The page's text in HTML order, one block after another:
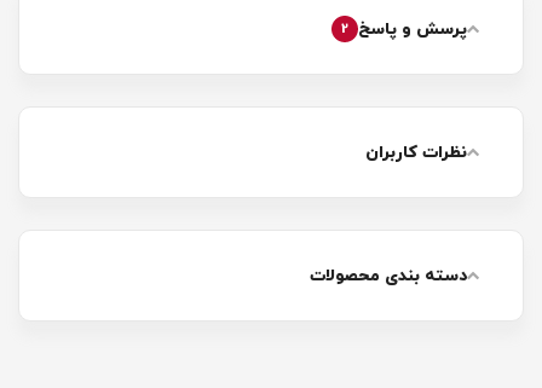
پرسش و پاسخ 2
نظرات کاربران
دسته بندی محصولات